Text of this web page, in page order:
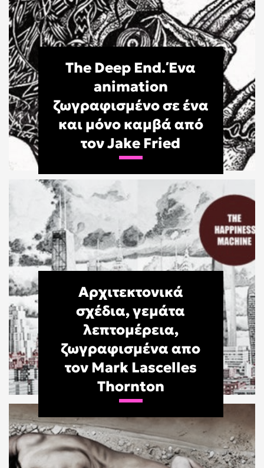
The Deep End. Ένα
animation
ζωγραφισμένο σε ένα
και μόνο καμβά από
τον Jake Fried
Αρχιτεκτονικά
σχέδια, γεμάτα
λεπτομέρεια,
ζωγραφισμένα απο
τον Mark Lascelles
Thornton